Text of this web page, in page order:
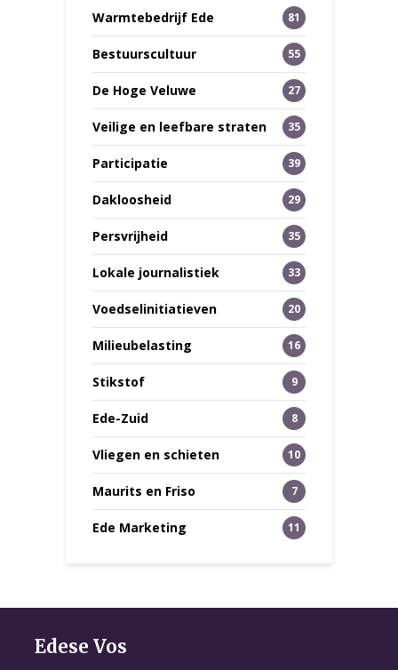
Warmtebedrijf Ede 81
Bestuurscultuur 55
De Hoge Veluwe 27
Veilige en leefbare straten 35
Participatie 39
Dakloosheid 29
Persvrijheid 35
Lokale journalistiek 33
Voedselinitiatieven 20
Milieubelasting 16
Stikstof 9
Ede-Zuid 8
Vliegen en schieten 10
Maurits en Friso 7
Ede Marketing 11
Edese Vos